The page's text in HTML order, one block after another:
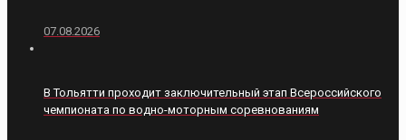
07.08.2026
В Тольятти проходит заключительный этап Всероссийского
чемпионата по водно-моторным соревнованиям